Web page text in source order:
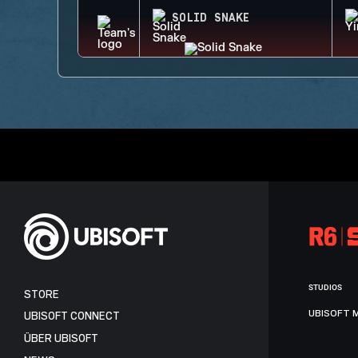
SOLID SNAKE
STORE
UBISOFT CONNECT
ÜBER UBISOFT
STUDIOS
UBISOFT